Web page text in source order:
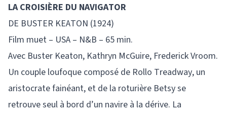
LA CROISIÈRE DU NAVIGATOR
DE BUSTER KEATON (1924)
Film muet – USA – N&B – 65 min.
Avec Buster Keaton, Kathryn McGuire, Frederick Vroom.
Un couple loufoque composé de Rollo Treadway, un
aristocrate fainéant, et de la roturière Betsy se
retrouve seul à bord d’un navire à la dérive. La